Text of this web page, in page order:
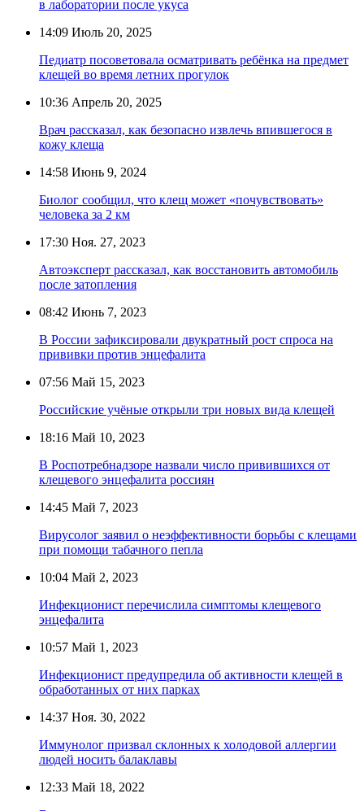
в лаборатории после укуса
14:09 Июль 20, 2025
Педиатр посоветовала осматривать ребёнка на предмет
клещей во время летних прогулок
10:36 Апрель 20, 2025
Врач рассказал, как безопасно извлечь впившегося в
кожу клеща
14:58 Июнь 9, 2024
Биолог сообщил, что клещ может «почувствовать»
человека за 2 км
17:30 Ноя. 27, 2023
Автоэксперт рассказал, как восстановить автомобиль
после затопления
08:42 Июнь 7, 2023
В России зафиксировали двукратный рост спроса на
прививки против энцефалита
07:56 Май 15, 2023
Российские учёные открыли три новых вида клещей
18:16 Май 10, 2023
В Роспотребнадзоре назвали число привившихся от
клещевого энцефалита россиян
14:45 Май 7, 2023
Вирусолог заявил о неэффективности борьбы с клещами
при помощи табачного пепла
10:04 Май 2, 2023
Инфекционист перечислила симптомы клещевого
энцефалита
10:57 Май 1, 2023
Инфекционист предупредила об активности клещей в
обработанных от них парках
14:37 Ноя. 30, 2022
Иммунолог призвал склонных к холодовой аллергии
людей носить балаклавы
12:33 Май 18, 2022